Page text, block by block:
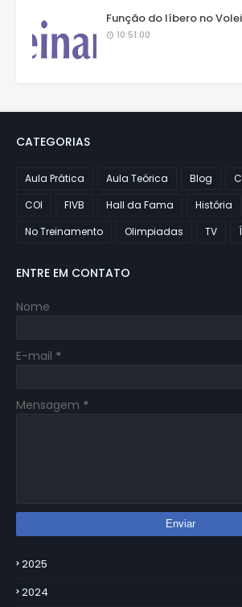
Função do líbero no
10:51:00
CATEGORIAS
Aula Prática Aula Teórica Blog
COI
FIVB Hall da Fama
História
No Treinamento
Olimpiadas TV
ENTRE EM CONTATO
Nome
E-mail *
Mensagem *
2025
2024